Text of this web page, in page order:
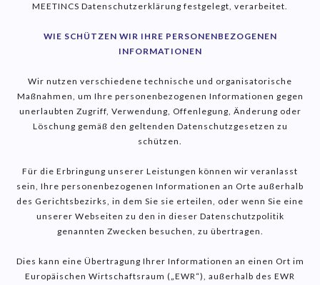
MEETINCS Datenschutzerklärung festgelegt, verarbeitet.
WIE SCHÜTZEN WIR IHRE PERSONENBEZOGENEN
INFORMATIONEN
Wir nutzen verschiedene technische und organisatorische
Maßnahmen, um Ihre personenbezogenen Informationen gegen
unerlaubten Zugriff, Verwendung, Offenlegung, Änderung oder
Löschung gemäß den geltenden Datenschutzgesetzen zu
schützen.
Für die Erbringung unserer Leistungen können wir veranlasst
sein, Ihre personenbezogenen Informationen an Orte außerhalb
des Gerichtsbezirks, in dem Sie sie erteilen, oder wenn Sie eine
unserer Webseiten zu den in dieser Datenschutzpolitik
genannten Zwecken besuchen, zu übertragen.
Dies kann eine Übertragung Ihrer Informationen an einen Ort im
Europäischen Wirtschaftsraum („EWR“), außerhalb des EWR